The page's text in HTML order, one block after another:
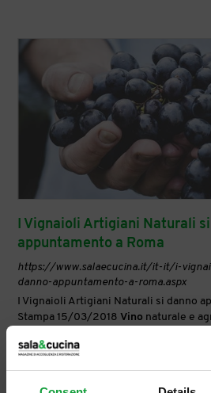
I Vignaioli Artigiani Naturali
appuntamento a Roma
https://www.salaecucina.it/it-it/i-
danno-appuntamento-a-roma.aspx
I Vignaioli Artigiani Naturali si danno
Stampa 15/03/2018Vino naturale e
kermesse enologica che il 17 e 18